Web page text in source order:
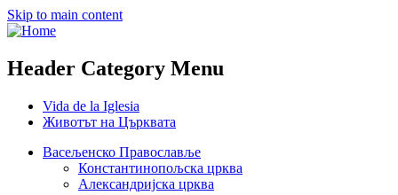
Skip to main content
Header Category Menu
Vida de la Iglesia
Животът на Църквата
Васељенско Православље
Константинопољска црква
Александријска црква